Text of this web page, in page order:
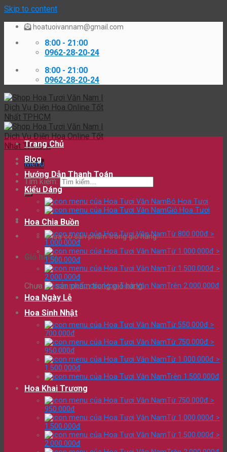
Skip to content
hoatuoivannam@gmail.com
8:00 - 21:00
0962-28-20-24
8:00 - 21:00
0962-28-20-24
Menu
Tìm kiếm:
Chưa có sản phẩm trong giỏ hàng.
Giỏ hàng
Chưa có sản phẩm trong giỏ hàng.
Trang Chủ
Blog
Hướng Dẫn Thanh Toán
Kiểu Dáng
Bó Hoa Tươi
Giỏ Hoa Tươi
Hoa Chia Buồn
Từ 800.000đ >
1.000.000đ
Từ 1.000.000đ >
1.500.000đ
Từ 1.500.000đ >
2.000.000đ
Trên 2.000.000đ
Hoa Ngày Lễ
Hoa Sinh Nhật
Từ 550.000đ >
700.000đ
Từ 750.000đ >
950.000đ
Từ 1.000.000đ >
1.500.000đ
Trên 1.500.000đ
Hoa Khai Trương
Từ 750.000đ >
950.000đ
Từ 1.000.000đ >
1.500.000đ
Từ 1.500.000đ >
2.000.000đ